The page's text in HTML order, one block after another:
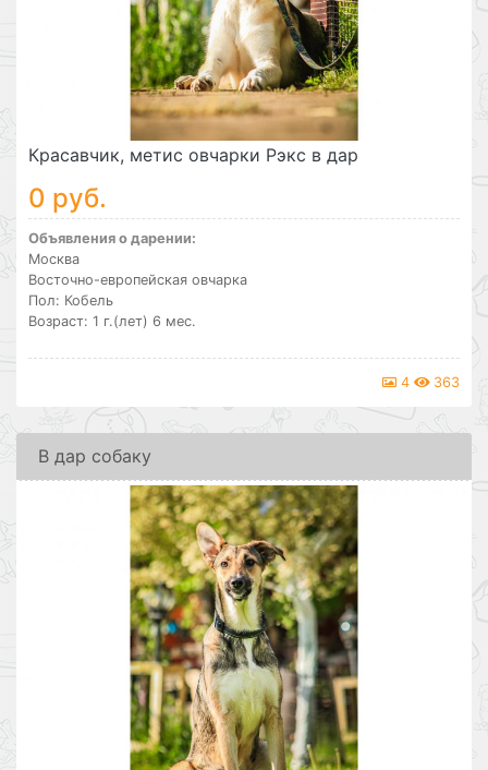
Красавчик, метис овчарки Рэкс в дар
0 руб.
Объявления о дарении:
Москва
Восточно-европейская овчарка
Пол: Кобель
Возраст: 1 г.(лет) 6 мес.
4 363
В дар собаку